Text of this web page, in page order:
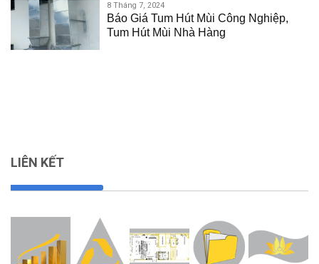
Báo Giá Tum Hút Mùi Công Nghiệp,
Tum Hút Mùi Nhà Hàng
8 Tháng 7, 2024
LIÊN KẾT